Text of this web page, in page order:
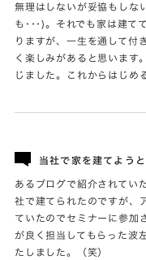
無理はしないが妥協もしな
も･･･)。それでも家は建て
りますが、一生を通して付
く楽しみがあると思います
じました。これからはじめ
当社で家を建てよう
あるブログで紹介されてい
社で建てられたのですが、
ていたのでセミナーに参加
が良く担当してもらった波
たしました。（笑）